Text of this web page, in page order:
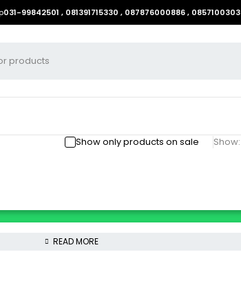
031-99842501 , 081391715330 , 087876000886 ,
Show only products on sale Show:
READ MORE